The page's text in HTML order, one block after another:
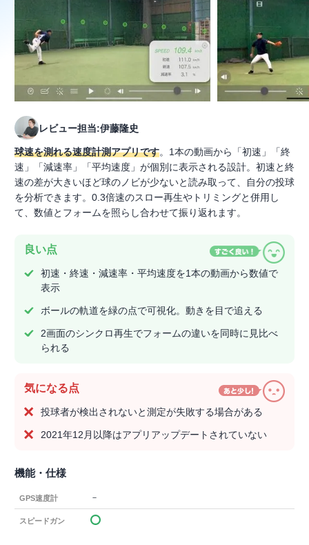
レビュー担当:伊藤隆史
球速を測れる速度計測アプリです。1本の動画から「初速」「終
速」「減速率」「平均速度」が個別に表示される設計。初速と終
速の差が大きいほど球のノビが少ないと読み取って、自分の投球
を分析できます。0.3倍速のスロー再生やトリミングと併用し
て、数値とフォームを照らし合わせて振り返れます。
良い点
初速・終速・減速率・平均速度を1本の動画から数値で
表示
ボールの軌道を緑の点で可視化。動きを目で追える
2画面のシンクロ再生でフォームの違いを同時に見比べ
られる
気になる点
投球者が検出されないと測定が失敗する場合がある
2021年12月以降はアプリアップデートされていない
機能・仕様
GPS速度計 －
スピードガン